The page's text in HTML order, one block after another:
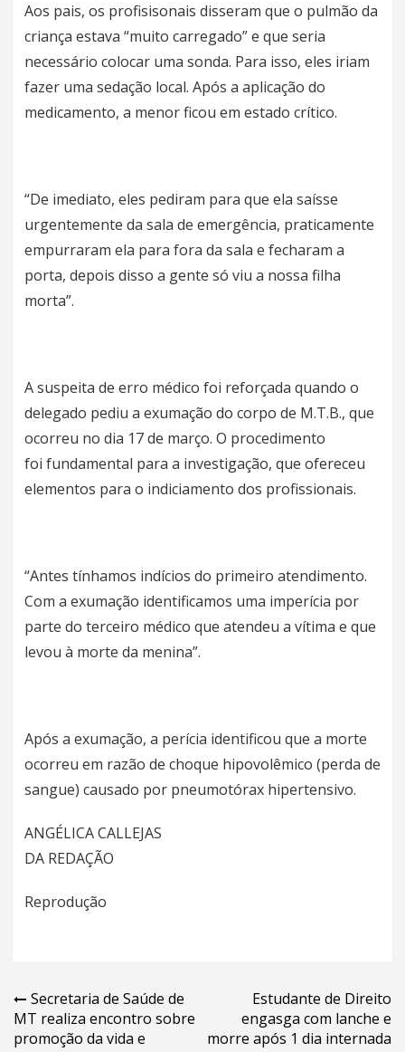
Aos pais, os profisisonais disseram que o pulmão da
criança estava “muito carregado” e que seria
necessário colocar uma sonda. Para isso, eles iriam
fazer uma sedação local. Após a aplicação do
medicamento, a menor ficou em estado crítico.
“De imediato, eles pediram para que ela saísse
urgentemente da sala de emergência, praticamente
empurraram ela para fora da sala e fecharam a
porta, depois disso a gente só viu a nossa filha
morta”.
A suspeita de erro médico foi reforçada quando o
delegado pediu a exumação do corpo de M.T.B., que
ocorreu no dia 17 de março. O procedimento
foi fundamental para a investigação, que ofereceu
elementos para o indiciamento dos profissionais.
“Antes tínhamos indícios do primeiro atendimento.
Com a exumação identificamos uma imperícia por
parte do terceiro médico que atendeu a vítima e que
levou à morte da menina”.
Após a exumação, a perícia identificou que a morte
ocorreu em razão de choque hipovolêmico (perda de
sangue) causado por pneumotórax hipertensivo.
ANGÉLICA CALLEJAS
DA REDAÇÃO
Reprodução
Navegação
de
Secretaria de Saúde de
MT realiza encontro sobre
promoção da vida e
Estudante de Direito
engasga com lanche e
morre após 1 dia internada